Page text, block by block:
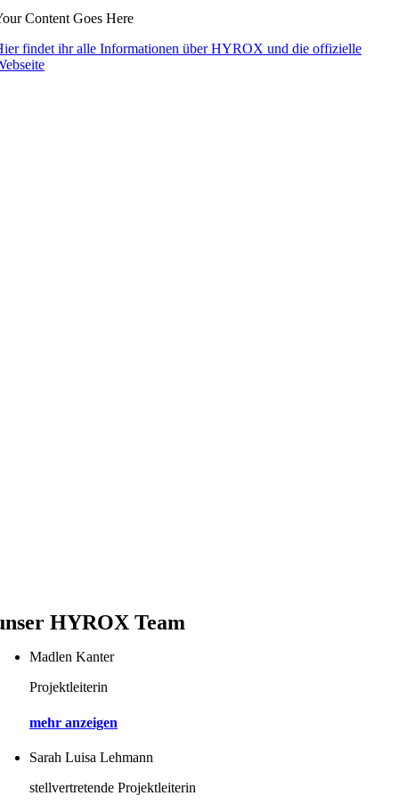
Content Goes Here
findet ihr alle Informationen über HYROX und die offizielle
HYROX Team
Madlen Kanter
Projektleiterin
mehr anzeigen
Sarah Luisa Lehmann
stellvertretende Projektleiterin